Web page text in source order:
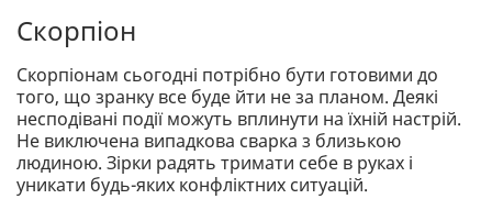
Скорпіон
Скорпіонам сьогодні потрібно бути готовими до
того, що зранку все буде йти не за планом. Деякі
несподівані події можуть вплинути на їхній настрій.
Не виключена випадкова сварка з близькою
людиною. Зірки радять тримати себе в руках і
уникати будь-яких конфліктних ситуацій.